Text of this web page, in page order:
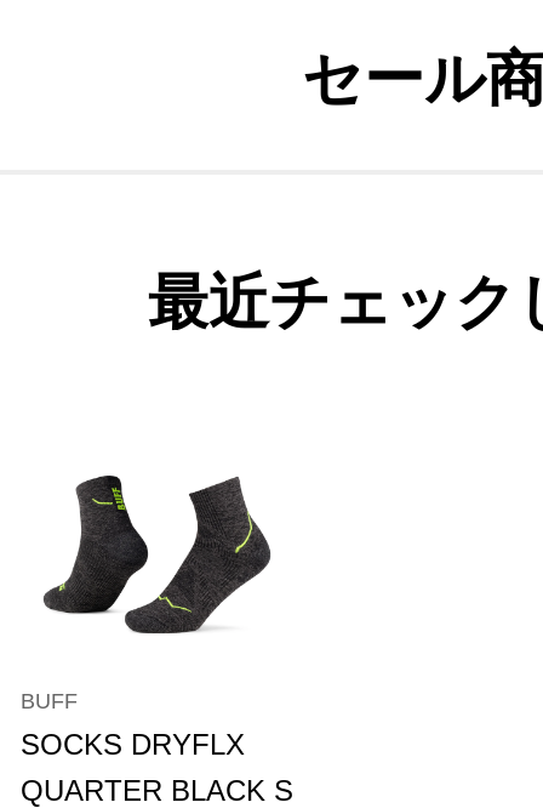
セール
最近チェック
BUFF
SOCKS DRYFLX
QUARTER BLACK S